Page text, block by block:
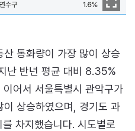
통화량이 가장 많이 상승
난 반년 평균 대비 8.35%
어서 서울특별시 관악구가
상승하였으며, 경기도 과
차지했습니다. 시도별로